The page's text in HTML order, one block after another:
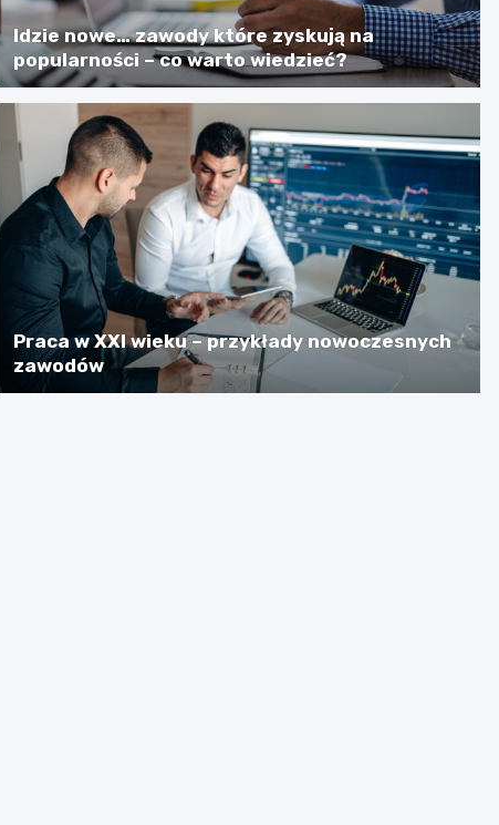
Idzie nowe… zawody które zyskują na
popularności – co warto wiedzieć?
Praca w XXI wieku – przykłady nowoczesnych
zawodów